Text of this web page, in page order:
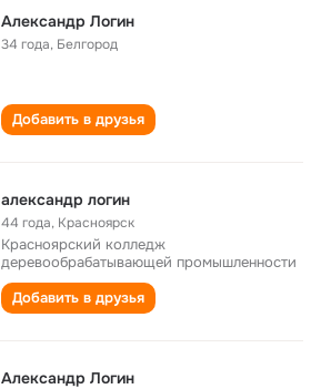
Александр Логин
34 года, Белгород
Добавить в друзья
александр логин
44 года, Красноярск
Красноярский колледж
деревообрабатывающей промышленности
Добавить в друзья
Александр Логин